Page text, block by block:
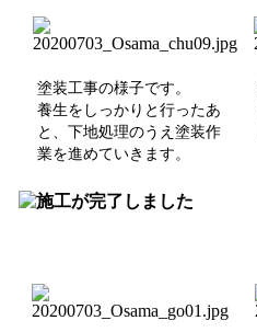
塗装工事の様子です。
養生をしっかりと行ったあ
と、 下地処理のうえ 塗装作
業を進めていきます。